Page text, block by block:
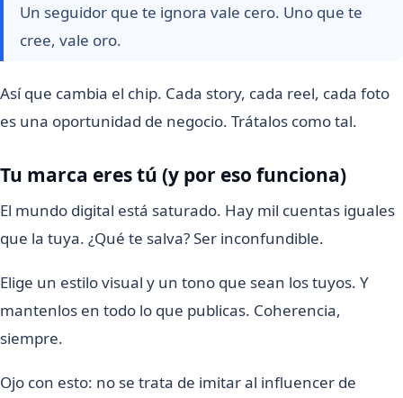
Un seguidor que te ignora vale cero. Uno que te
cree, vale oro.
Así que cambia el chip. Cada story, cada reel, cada foto
es una oportunidad de negocio. Trátalos como tal.
Tu marca eres tú (y por eso funciona)
El mundo digital está saturado. Hay mil cuentas iguales
que la tuya. ¿Qué te salva? Ser inconfundible.
Elige un estilo visual y un tono que sean los tuyos. Y
mantenlos en todo lo que publicas. Coherencia,
siempre.
Ojo con esto: no se trata de imitar al influencer de